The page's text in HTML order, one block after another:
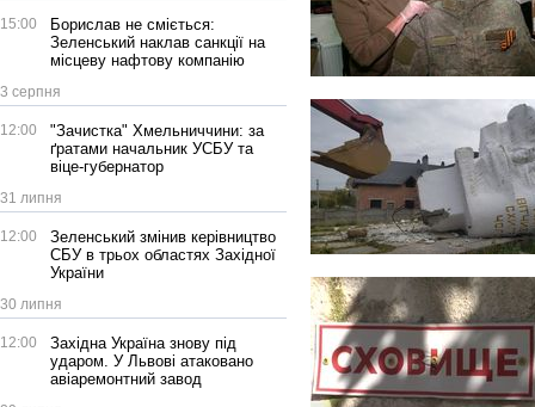
15:00
Борислав не сміється:
Зеленський наклав санкції на
місцеву нафтову компанію
3 серпня
12:00
"Зачистка" Хмельниччини: за
ґратами начальник УСБУ та
віце-губернатор
31 липня
12:00
Зеленський змінив керівництво
СБУ в трьох областях Західної
України
30 липня
12:00
Західна Україна знову під
ударом. У Львові атаковано
авіаремонтний завод